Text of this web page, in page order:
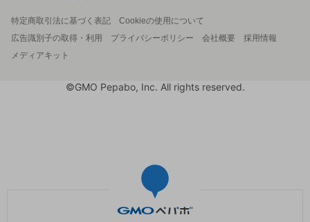
特定商取引法に基づく表記
Cookieの使用について
広告識別子の取得・利用
プライバシーポリシー 会社概要
採用情報
メディアキット
©GMO Pepabo, Inc. All rights reserved.